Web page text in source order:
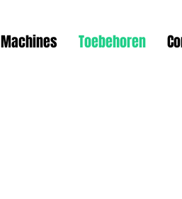
Machines Toebehoren